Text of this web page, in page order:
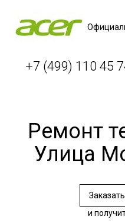
+7 (499) 110 45
Ремонт
Улица
и